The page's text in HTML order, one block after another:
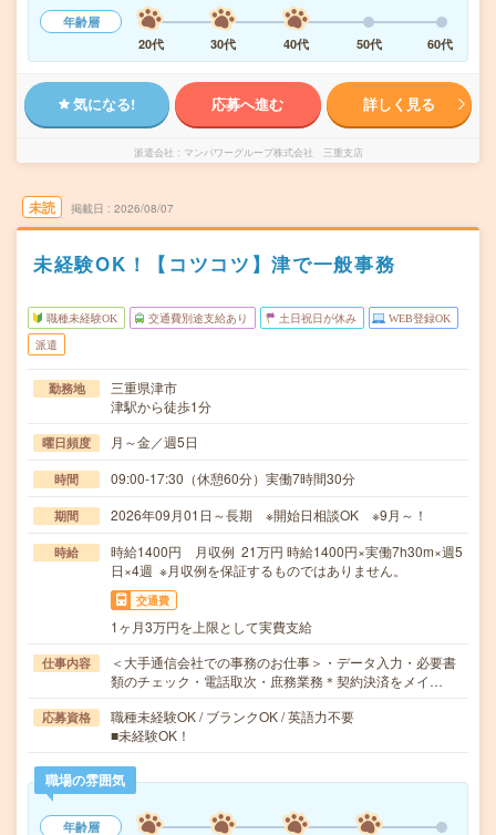
年齢層
20代
30代 40代 50代 60代
気になる! 応募へ進む 詳しく見る
派遣会社 マンパワーグループ株式会社 三重支店
未読 掲載日 2026/08/07
未経験OK！【コツコツ】津で一般事務
職種未経験OK 交通費別途支給あり 土日祝日が休み WEB登録OK
派遣
勤務地
三重県津市
津駅から徒歩1分
曜日頻度 月～金／週5日
時間 09:00-17:30（休憩60分）実働7時間30分
期間 2026年09月01日～長期 ※開始日相談OK ※9月～！
時給
時給1400円 月収例 21万円 時給1400円×実働7h30m×週5
日×4週 ※月収例を保証するものではありません。
交通費
1ヶ月3万円を上限として実費支給
仕事内容
＜大手通信会社での事務のお仕事＞・データ入力・必要書
類のチェック・電話取次・庶務業務＊契約決済をメイ…
応募資格
職種未経験OK / ブランクOK / 英語力不要
■未経験OK！
職場の雰囲気
年齢層